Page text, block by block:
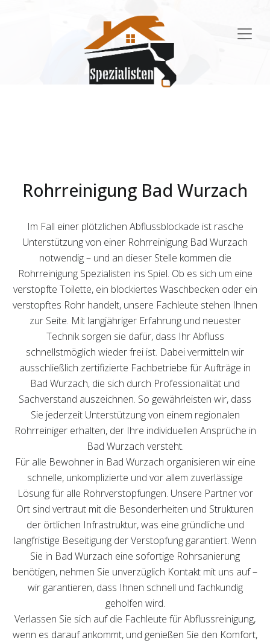
Rohrreinigung Bad Wurzach
Im Fall einer plötzlichen Abflussblockade ist rasche
Unterstützung von einer Rohrreinigung Bad Wurzach
notwendig – und an dieser Stelle kommen die
Rohrreinigung Spezialisten ins Spiel. Ob es sich um eine
verstopfte Toilette, ein blockiertes Waschbecken oder ein
verstopftes Rohr handelt, unsere Fachleute stehen Ihnen
zur Seite. Mit langjähriger Erfahrung und neuester
Technik sorgen sie dafür, dass Ihr Abfluss
schnellstmöglich wieder frei ist. Dabei vermitteln wir
ausschließlich zertifizierte Fachbetriebe für Aufträge in
Bad Wurzach, die sich durch Professionalität und
Sachverstand auszeichnen. So gewährleisten wir, dass
Sie jederzeit Unterstützung von einem regionalen
Rohrreiniger erhalten, der Ihre individuellen Ansprüche in
Bad Wurzach versteht.
Für alle Bewohner in Bad Wurzach organisieren wir eine
schnelle, unkomplizierte und vor allem zuverlässige
Lösung für alle Rohrverstopfungen. Unsere Partner vor
Ort sind vertraut mit die Besonderheiten und Strukturen
der örtlichen Infrastruktur, was eine gründliche und
langfristige Beseitigung der Verstopfung garantiert. Wenn
Sie in Bad Wurzach eine sofortige Rohrsanierung
benötigen, nehmen Sie unverzüglich Kontakt mit uns auf –
wir garantieren, dass Ihnen schnell und fachkundig
geholfen wird.
Verlassen Sie sich auf die Fachleute für Abflussreinigung,
wenn es darauf ankommt, und genießen Sie den Komfort,